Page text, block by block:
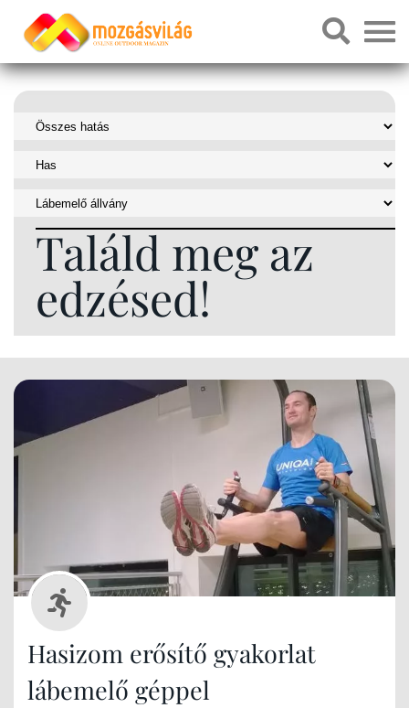
Találd meg az
edzésed!
Hasizom erősítő gyakorlat
lábemelő géppel